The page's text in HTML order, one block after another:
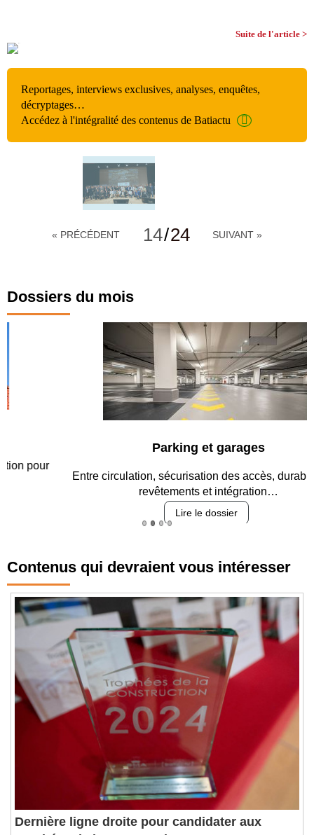
Suite de l'article >
Reportages, interviews exclusives, analyses, enquêtes,
décryptages…
Accédez à l'intégralité des contenus de Batiactu
« PRÉCÉDENT 14/24 SUIVANT »
Dossiers du mois
Parking et garages
Entre circulation, sécurisation des accès, durabilité des
revêtements et intégration…
Lire le dossier
Contenus qui devraient vous intéresser
Dernière ligne droite pour candidater aux